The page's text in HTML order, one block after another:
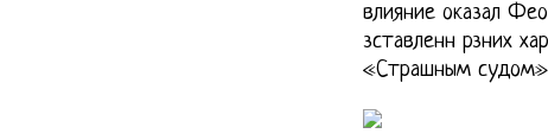
влияние оказал
зставленн рзних
«Страшным судом»